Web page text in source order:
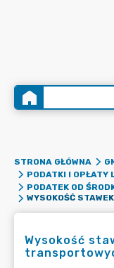
STRONA GŁÓWNA
PODATKI I OPŁATY
PODATEK OD
Wysokość